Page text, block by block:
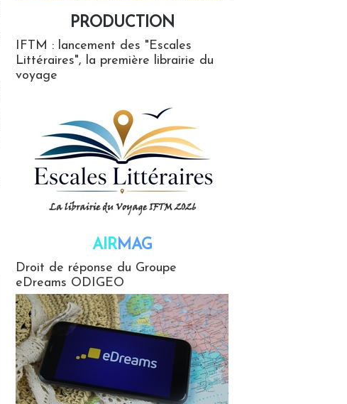
PRODUCTION
IFTM : lancement des "Escales
Littéraires", la première librairie du
voyage
AIRMAG
Droit de réponse du Groupe
eDreams ODIGEO